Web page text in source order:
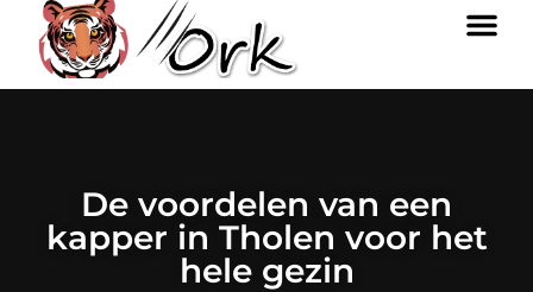
De voordelen van een
kapper in Tholen voor het
hele gezin